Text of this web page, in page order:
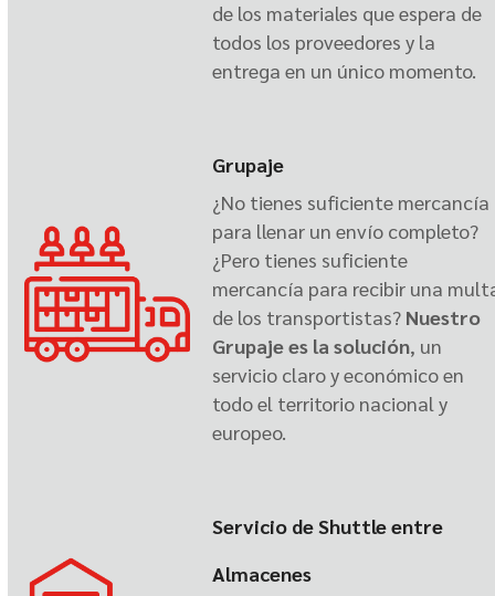
de los materiales que espera de
todos los proveedores y la
entrega en un único momento.
Grupaje
¿No tienes suficiente mercancía
para llenar un envío completo?
¿Pero tienes suficiente
mercancía para recibir una
de los transportistas? Nuestro
Grupaje es la solución, un
servicio claro y económico en
todo el territorio nacional y
europeo.
Servicio de Shuttle entre
Almacenes